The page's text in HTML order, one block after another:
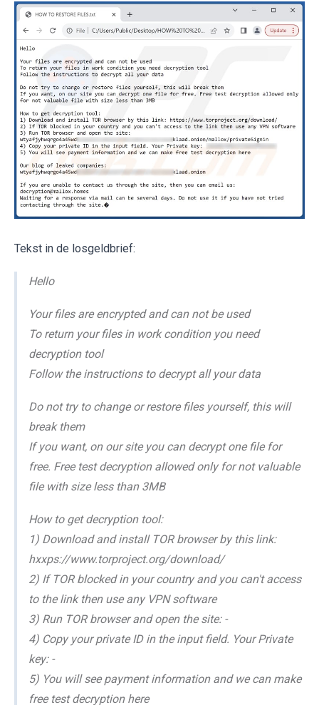
Tekst in de losgeldbrief:
Hello
Your files are encrypted and can not be used
To return your files in work condition you need
decryption tool
Follow the instructions to decrypt all your data
Do not try to change or restore files yourself, this will
break them
If you want, on our site you can decrypt one file for
free. Free test decryption allowed only for not valuable
file with size less than 3MB
How to get decryption tool:
1) Download and install TOR browser by this link:
hxxps://www.torproject.org/download/
2) If TOR blocked in your country and you can't access
to the link then use any VPN software
3) Run TOR browser and open the site: -
4) Copy your private ID in the input field. Your Private
key: -
5) You will see payment information and we can make
free test decryption here